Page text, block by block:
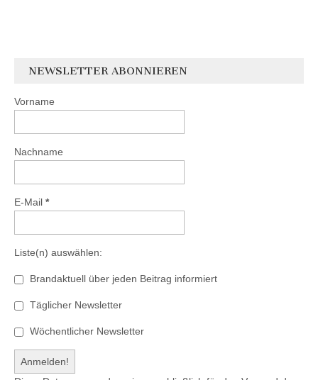
NEWSLETTER ABONNIEREN
Vorname
Nachname
E-Mail *
Liste(n) auswählen:
Brandaktuell über jeden Beitrag informiert
Täglicher Newsletter
Wöchentlicher Newsletter